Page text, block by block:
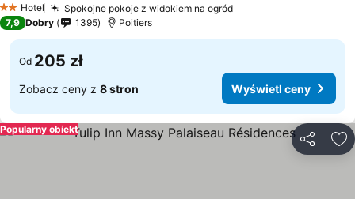
2 Kategoria
Hotel Spokojne pokoje z widokiem na ogród
7,9 Dobry 1395 Poitiers
Od 205 zł
Zobacz ceny z 8 stron Wyświetl ceny
Popularny obiekt